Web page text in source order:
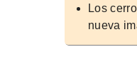
Los
nueva